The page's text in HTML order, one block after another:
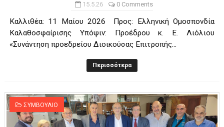
15.5.26 0 Comments
Καλλιθέα: 11 Μαίου 2026 Προς: Ελληνική Ομοσπονδία
Καλαθοσφαίρισης Υπόψιν: Προέδρου κ. Ε. Λιόλιου
«Συνάντηση προεδρείου Διοικούσας Επιτροπής...
Περισσότερα
ΣΥΜΒΟΥΛΙΟ